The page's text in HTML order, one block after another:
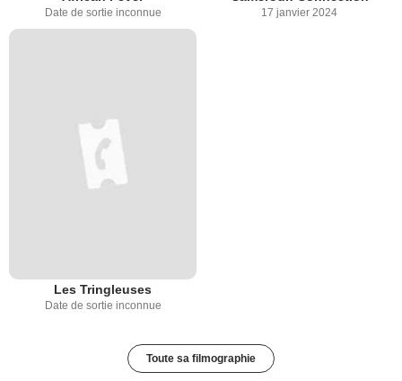
Date de sortie inconnue 17 janvier 2024
Les Tringleuses
Date de sortie inconnue
Toute sa filmographie